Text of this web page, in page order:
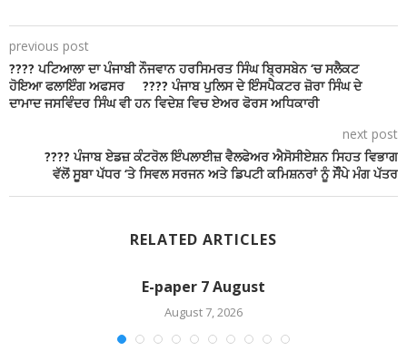
previous post
???? ਪਟਿਆਲਾ ਦਾ ਪੰਜਾਬੀ ਨੌਜਵਾਨ ਹਰਸਿਮਰਤ ਸਿੰਘ ਬ੍ਰਿਸਬੇਨ ‘ਚ ਸਲੈਕਟ
ਹੋਇਆ ਫਲਾਇੰਗ ਅਫਸਰ ???? ਪੰਜਾਬ ਪੁਲਿਸ ਦੇ ਇੰਸਪੈਕਟਰ ਜ਼ੋਰਾ ਸਿੰਘ ਦੇ
ਦਾਮਾਦ ਜਸਵਿੰਦਰ ਸਿੰਘ ਵੀ ਹਨ ਵਿਦੇਸ਼ ਵਿਚ ਏਅਰ ਫੋਰਸ ਅਧਿਕਾਰੀ
next post
???? ਪੰਜਾਬ ਏਡਜ਼ ਕੰਟਰੋਲ ਇੰਪਲਾਈਜ਼ ਵੈਲਫੇਅਰ ਐਸੋਸੀਏਸ਼ਨ ਸਿਹਤ ਵਿਭਾਗ
ਵੱਲੋਂ ਸੂਬਾ ਪੱਧਰ ‘ਤੇ ਸਿਵਲ ਸਰਜਨ ਅਤੇ ਡਿਪਟੀ ਕਮਿਸ਼ਨਰਾਂ ਨੂੰ ਸੌੰਪੇ ਮੰਗ ਪੱਤਰ
RELATED ARTICLES
E-paper 7 August
August 7, 2026